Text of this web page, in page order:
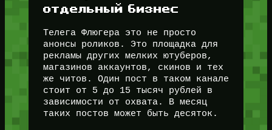
отдельный бизнес
Телега Флюгера это не просто
анонсы роликов. Это площадка для
рекламы других мелких ютуберов,
магазинов аккаунтов, скинов и тех
же читов. Один пост в таком канале
стоит от 5 до 15 тысяч рублей в
зависимости от охвата. В месяц
таких постов может быть десяток.